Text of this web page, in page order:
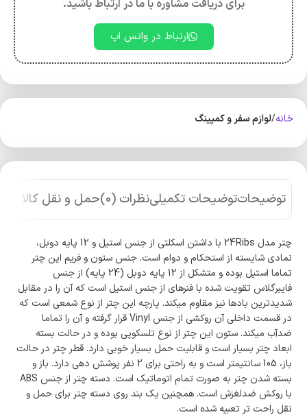
برای دریافت مشاوره با ما در ارتباط باشید.
ارتباط در واتس اپ
خانه لوازم سفر و کمپینگ
توضیحاتتوضیحات تکمیلینظرات (0) حمل و نقل کالا
چتر مدل 24Ribs با داشتن اسکلتی از جنس استیل و 12 پایه دوبل،
نمادی شایسته از استحکام و دوام است. جنس ستون و فریم این چتر
تماما استیل بوده و متشکل از 12 پایه دوبل (24 پایه) از جنس
فایبرگلاس تقویت شده با فنرهای از جنس استیل است که آن را در مقابل
شدیدترین بادها نیز مقاوم میکند. پارچه این چتر از نوع شمعی است که
در قسمت داخلی آن روکشی از جنس Vinyl قرار گرفته و آن را تماما
ضدآب میکند. ستون این چتر از نوع تلسکوپی بوده و در حالت بسته
ابعاد چتر بسیار است و قابلیت حمل بسیار خوبی دارد. قطر چتر در حالت
باز، 105 سانتیمتر است و به راحتی برای 2 نفر پوشش دهی دارد. باز و
بسته شدن چتر به صورت تمام اتوماتیک است. دسته چتر از جنس ABS
با روکش ضدلغزش است. همچنین یک بند روی دسته چتر برای حمل و
نقل راحت تر تعبیه شده است.